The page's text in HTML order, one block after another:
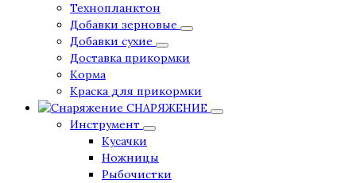
Технопланктон
Добавки зерновые
Добавки сухие
Доставка прикормки
Корма
Краска для прикормки
СНАРЯЖЕНИЕ
Инструмент
Кусачки
Ножницы
Рыбочистки